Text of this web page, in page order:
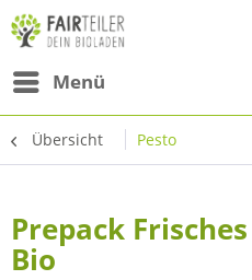
Menü
Übersicht Pesto
Prepack
Bio